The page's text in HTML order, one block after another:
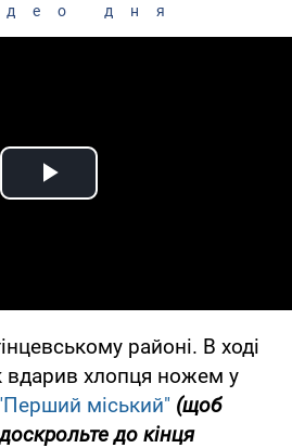
дня
Play Video
районі. В ході
вдарив хлопця ножем у
міський" (щоб
до кінця